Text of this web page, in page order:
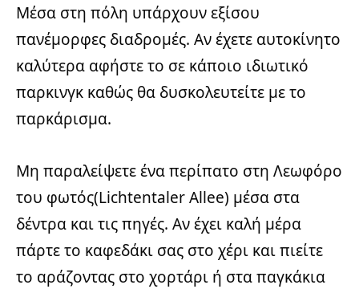
Μέσα στη πόλη υπάρχουν εξίσου
πανέμορφες διαδρομές. Αν έχετε αυτοκίνητο
καλύτερα αφήστε το σε κάποιο ιδιωτικό
παρκινγκ καθώς θα δυσκολευτείτε με το
παρκάρισμα.
Μη παραλείψετε ένα περίπατο στη Λεωφόρο
του φωτός(Lichtentaler Allee) μέσα στα
δέντρα και τις πηγές. Αν έχει καλή μέρα
πάρτε το καφεδάκι σας στο χέρι και πιείτε
το αράζοντας στο χορτάρι ή στα παγκάκια